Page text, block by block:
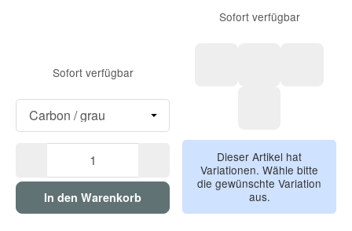
Sofort verfügbar
In den Warenkorb
Sofort verfügbar
Dieser Artikel hat
Variationen. Wähle bitte
die gewünschte Variation
aus.